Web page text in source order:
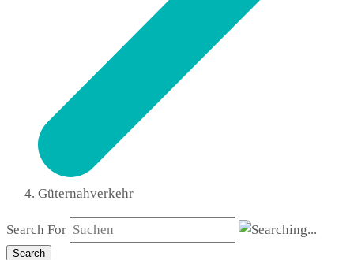
Güternahverkehr
Search For
Search